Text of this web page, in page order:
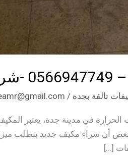
تالفة بجدة /
في مدينة جدة، يعتبر المكيف
أن شراء مكيف جديد يتطلب
[…]